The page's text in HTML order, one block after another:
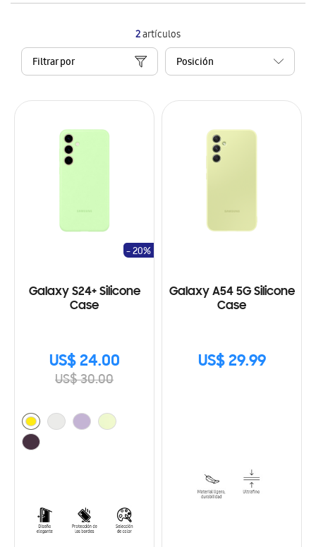
2artículos
Filtrar por
Galaxy S24+ Silicone
Case
US$ 24.00
US$ 30.00
- 20%
Galaxy A54 5G Silicone
Case
US$ 29.99